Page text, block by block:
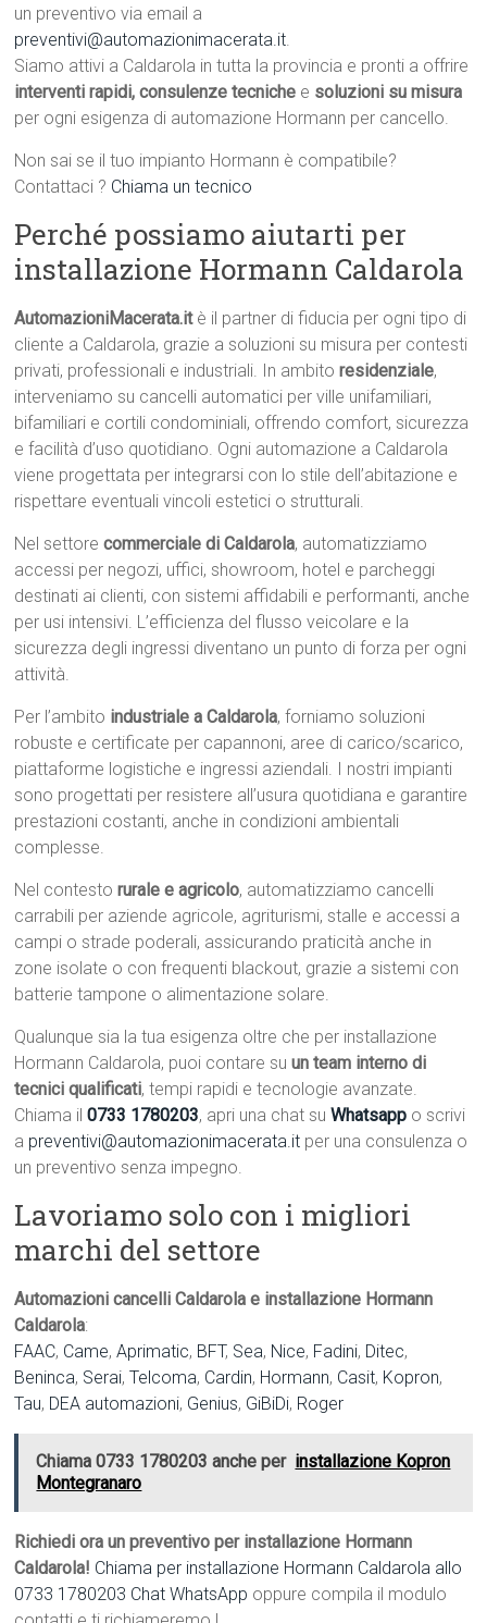
un preventivo via email a
preventivi@automazionimacerata.it.
Siamo attivi a Caldarola in tutta la provincia e pronti a offrire
interventi rapidi, consulenze tecniche e soluzioni su misura
per ogni esigenza di automazione Hormann per cancello.
Non sai se il tuo impianto Hormann è compatibile?
Contattaci ? Chiama un tecnico
Perché possiamo aiutarti per
installazione Hormann Caldarola
AutomazioniMacerata.itè il partner di fiducia per ogni tipo di
cliente a Caldarola, grazie a soluzioni su misura per contesti
privati, professionali e industriali. In ambitoresidenziale,
interveniamo su cancelli automatici per ville unifamiliari,
bifamiliari e cortili condominiali, offrendo comfort, sicurezza
e facilità d’uso quotidiano. Ogni automazione a Caldarola
viene progettata per integrarsi con lo stile dell’abitazione e
rispettare eventuali vincoli estetici o strutturali.
Nel settorecommerciale di Caldarola, automatizziamo
accessi per negozi, uffici, showroom, hotel e parcheggi
destinati ai clienti, con sistemi affidabili e performanti, anche
per usi intensivi. L’efficienza del flusso veicolare e la
sicurezza degli ingressi diventano un punto di forza per ogni
attività.
Per l’ambito industriale a Caldarola, forniamo soluzioni
robuste e certificate per capannoni, aree di carico/scarico,
piattaforme logistiche e ingressi aziendali. I nostri impianti
sono progettati per resistere all’usura quotidiana e garantire
prestazioni costanti, anche in condizioni ambientali
complesse.
Nel contestorurale e agricolo, automatizziamo cancelli
carrabili per aziende agricole, agriturismi, stalle e accessi a
campi o strade poderali, assicurando praticità anche in
zone isolate o con frequenti blackout, grazie a sistemi con
batterie tampone o alimentazione solare.
Qualunque sia la tua esigenza oltre che per installazione
Hormann Caldarola, puoi contare suun team interno di
tecnici qualificati, tempi rapidi e tecnologie avanzate.
Chiama il0733 1780203, apri una chat suWhatsapp o scrivi
a preventivi@automazionimacerata.it per una consulenza o
un preventivo senza impegno.
Lavoriamo solo con i migliori
marchi del settore
Automazioni cancelli Caldarola e installazione Hormann
Caldarola:
FAAC, Came,Aprimatic, BFT, Sea, Nice, Fadini, Ditec,
Beninca, Serai,Telcoma, Cardin, Hormann, Casit, Kopron,
Tau, DEA automazioni, Genius, GiBiDi, Roger
Chiama 0733 1780203 anche per installazione Kopron
Montegranaro
Richiedi ora un preventivo per installazione Hormann
Caldarola! Chiama per installazione Hormann Caldarola allo
0733 1780203 Chat WhatsApp oppure compila il modulo